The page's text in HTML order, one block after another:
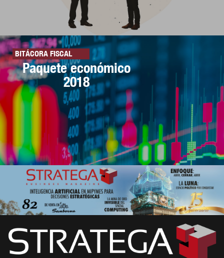
BITÁCORA FISCAL
Paquete económico
2018